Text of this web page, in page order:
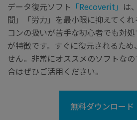
データ復元ソフト 「Recoverit」 は
間」「労力」を最小限に抑えてく
コンの扱いが苦手な初心者でも対
が特徴です。すぐに復元されるた
せん。非常にオススメのソフトな
合はぜひご活用ください。
無料ダウンロード